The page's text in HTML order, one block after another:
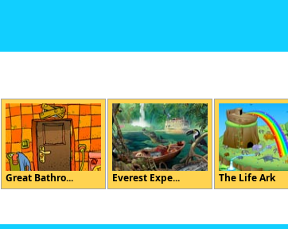
Great Bathro... Everest Expe... The Life Ark